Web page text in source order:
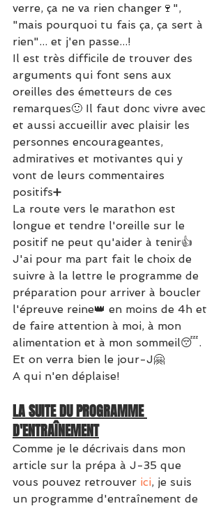
verre, ça ne va rien changer🍷",
"mais pourquoi tu fais ça, ça sert à
rien"... et j'en passe...!
Il est très difficile de trouver des
arguments qui font sens aux
oreilles des émetteurs de ces
remarques🙂 Il faut donc vivre avec
et aussi accueillir avec plaisir les
personnes encourageantes,
admiratives et motivantes qui y
vont de leurs commentaires
positifs➕
La route vers le marathon est
longue et tendre l'oreille sur le
positif ne peut qu'aider à tenir👍
J'ai pour ma part fait le choix de
suivre à la lettre le programme de
préparation pour arriver à boucler
l'épreuve reine👑 en moins de 4h et
de faire attention à moi, à mon
alimentation et à mon sommeil😴.
Et on verra bien le jour-J🤗
A qui n'en déplaise!
LA SUITE DU PROGRAMME
D'ENTRAÎNEMENT
Comme je le décrivais dans mon
article sur la prépa à J-35 que
vous pouvez retrouver ici, je suis
un programme d'entraînement de